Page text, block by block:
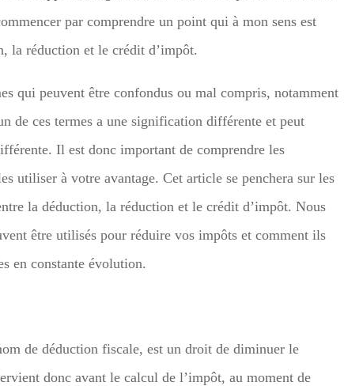
par comprendre un point qui à mon sens est
la réduction et le crédit d’impôt.
qui peuvent être confondus ou mal compris, notamment
de ces termes a une signification différente et peut
Il est donc important de comprendre les
utiliser à votre avantage. Cet article se penchera sur les
la déduction, la réduction et le crédit d’impôt. Nous
être utilisés pour réduire vos impôts et comment ils
en constante évolution.
de déduction fiscale, est un droit de diminuer le
donc avant le calcul de l’impôt, au moment de